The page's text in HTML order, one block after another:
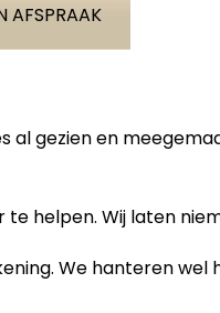
AFSPRAAK
al gezien en
helpen. Wij laten
We hanteren